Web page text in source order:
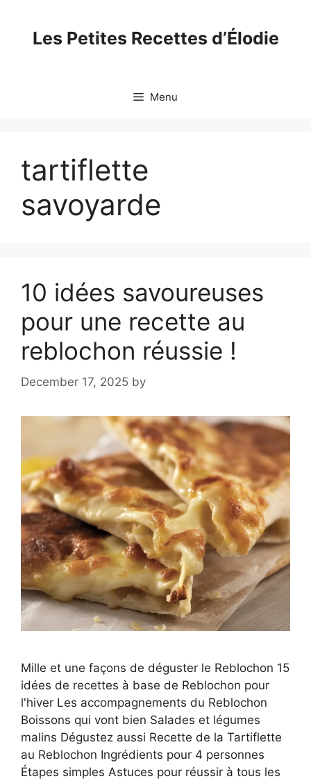
contentLes Petites Recettes d’Élodie
Menu
tartiflette
savoyarde
10 idées savoureuses
pour une recette au
reblochon réussie !
December 17, 2025 by
Mille et une façons de déguster le Reblochon 15
idées de recettes à base de Reblochon pour
l'hiver Les accompagnements du Reblochon
Boissons qui vont bien Salades et légumes
malins Dégustez aussi Recette de la Tartiflette
au Reblochon Ingrédients pour 4 personnes
Étapes simples Astuces pour réussir à tous les